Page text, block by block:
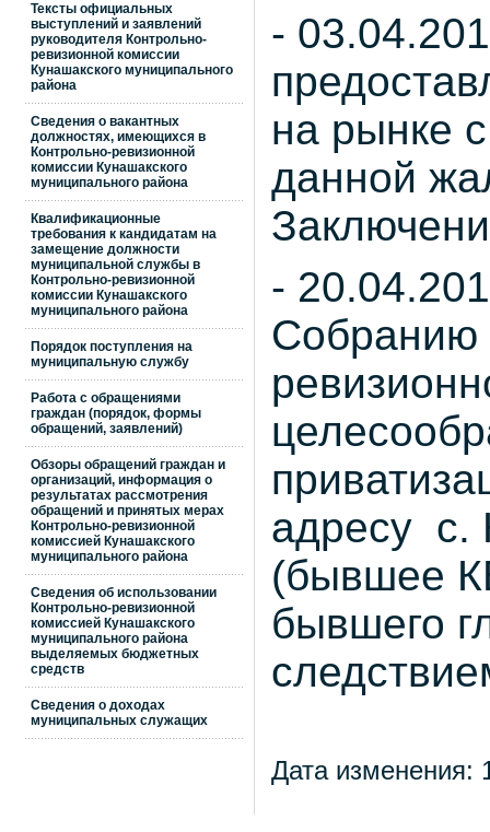
Тексты официальных
выступлений и заявлений
руководителя Контрольно-
ревизионной комиссии
Кунашакского муниципального
района
Сведения о вакантных
должностях, имеющихся в
Контрольно-ревизионной
комиссии Кунашакского
муниципального района
Квалификационные
требования к кандидатам на
замещение должности
муниципальной службы в
Контрольно-ревизионной
комиссии Кунашакского
муниципального района
Порядок поступления на
муниципальную службу
Работа с обращениями
граждан (порядок, формы
обращений, заявлений)
Обзоры обращений граждан и
организаций, информация о
результатах рассмотрения
обращений и принятых мерах
Контрольно-ревизионной
комиссией Кунашакского
муниципального района
Сведения об использовании
Контрольно-ревизионной
комиссией Кунашакского
муниципального района
выделяемых бюджетных
средств
Сведения о доходах
муниципальных служащих
-
на рынке
данной
-
Собранию
адресу с.
(бывшее
бывшего
Дата изменения: